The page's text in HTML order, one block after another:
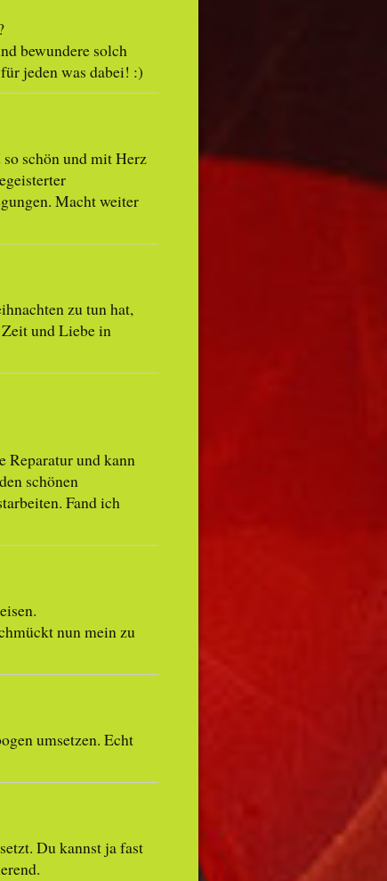
bewundere solch
jeden was dabei! :)
schön und mit Herz
Macht weiter
zu tun hat,
und Liebe in
Reparatur und kann
schönen
Fand ich
nun mein zu
umsetzen. Echt
Du kannst ja fast